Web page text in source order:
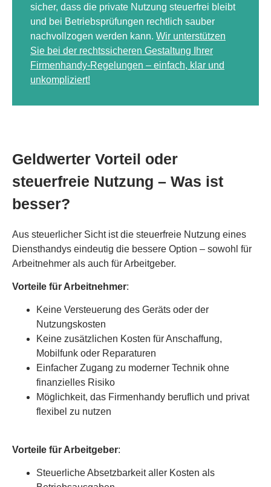
sicher, dass die private Nutzung steuerfrei bleibt
und bei Betriebsprüfungen rechtlich sauber
nachvollzogen werden kann. Wir unterstützen
Sie bei der rechtssicheren Gestaltung Ihrer
Firmenhandy-Regelungen – einfach, klar und
unkompliziert!
Geldwerter Vorteil oder
steuerfreie Nutzung – Was ist
besser?
Aus steuerlicher Sicht ist die steuerfreie Nutzung eines
Diensthandys eindeutig die bessere Option – sowohl für
Arbeitnehmer als auch für Arbeitgeber.
Vorteile für Arbeitnehmer:
Keine Versteuerung des Geräts oder der
Nutzungskosten
Keine zusätzlichen Kosten für Anschaffung,
Mobilfunk oder Reparaturen
Einfacher Zugang zu moderner Technik ohne
finanzielles Risiko
Möglichkeit, das Firmenhandy beruflich und privat
flexibel zu nutzen
Vorteile für Arbeitgeber:
Steuerliche Absetzbarkeit aller Kosten als